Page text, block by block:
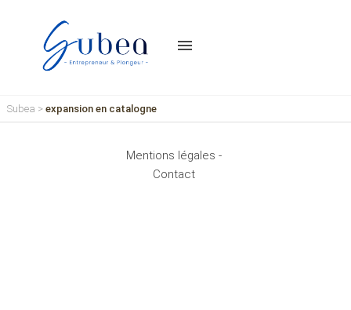
menu
Subea > expansion en catalogne
Mentions légales -
Contact